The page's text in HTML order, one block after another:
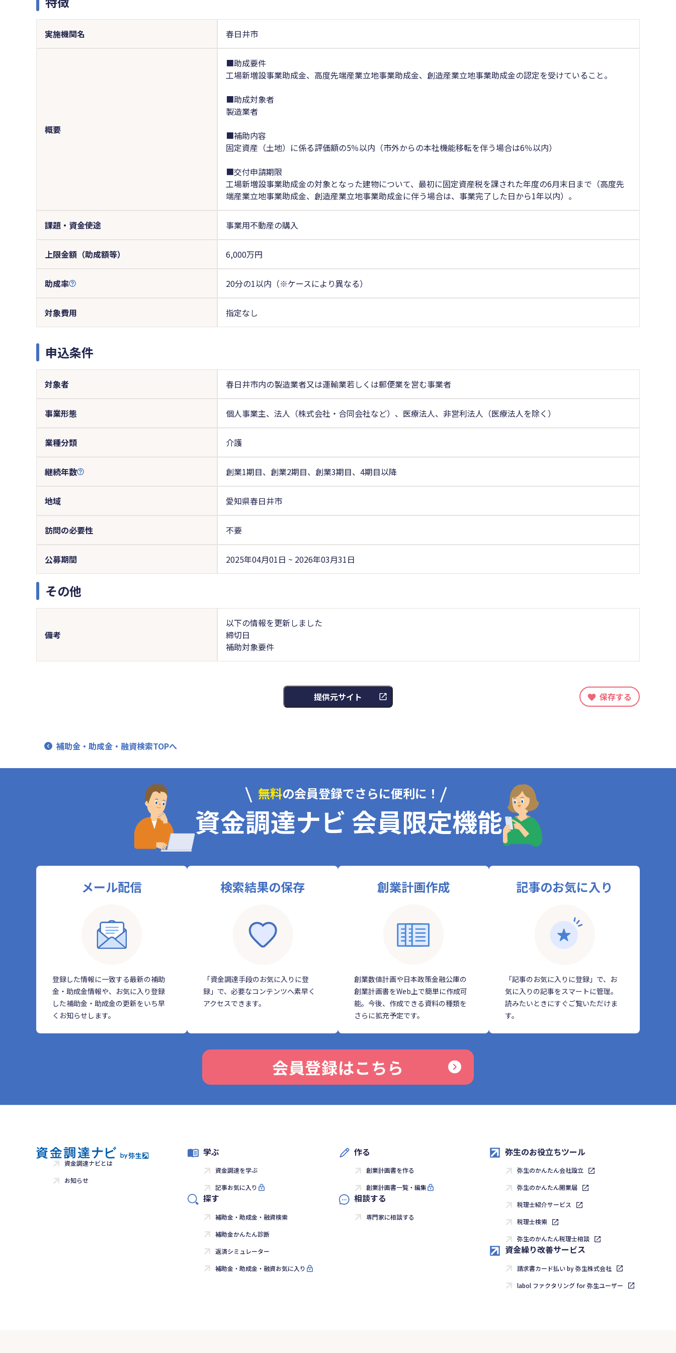
実施機関名 春日井市
概要
■助成要件
工場新増設事業助成金、高度先端産業立地事業助成金、創造産業立地事業助成金の認定を受けていること。
■助成対象者
製造業者
■補助内容
固定資産（土地）に係る評価額の5％以内（市外からの本社機能移転を伴う場合は6％以内）
■交付申請期限
工場新増設事業助成金の対象となった建物について、最初に固定資産税を課された年度の6月末日まで（高度先
端産業立地事業助成金、創造産業立地事業助成金に伴う場合は、事業完了した日から1年以内）。
課題・資金使途 事業用不動産の購入
上限金額（助成額等） 6,000万円
助成率 20分の1以内（※ケースにより異なる）
対象費用 指定なし
申込条件
対象者 春日井市内の製造業者又は運輸業若しくは郵便業を営む事業者
事業形態 個人事業主、法人（株式会社・合同会社など）、医療法人、非営利法人（医療法人を除く）
業種分類 介護
継続年数 創業1期目、創業2期目、創業3期目、4期目以降
地域 愛知県春日井市
訪問の必要性 不要
公募期間 2025年04月01日 ~ 2026年03月31日
その他
備考
以下の情報を更新しました
締切日
補助対象要件
提供元サイト 保存する
補助金・助成金・融資検索TOPへ
無料の会員登録でさらに便利に！
資金調達ナビ 会員限定機能
メール配信
登録した情報に一致する最新の補助
金・助成金情報や、お気に入り登録
した補助金・助成金の更新をいち早
くお知らせします。
検索結果の保存
「資金調達手段のお気に入りに登
録」で、必要なコンテンツへ素早く
アクセスできます。
創業計画作成
創業数値計画や日本政策金融公庫の
創業計画書をWeb上で簡単に作成可
能。今後、作成できる資料の種類を
さらに拡充予定です。
記事のお気に入り
「記事のお気に入りに登録」で、お
気に入りの記事をスマートに管理。
読みたいときにすぐご覧いただけま
す。
会員登録はこちら
資金調達ナビとは
お知らせ
学ぶ
資金調達を学ぶ
記事お気に入り
探す
補助金・助成金・融資検索
補助金かんたん診断
返済シミュレーター
補助金・助成金・融資お気に入り
作る
創業計画書を作る
創業計画書一覧・編集
相談する
専門家に相談する
弥生のお役立ちツール
弥生のかんたん会社設立
弥生のかんたん開業届
税理士紹介サービス
税理士検索
弥生のかんたん税理士相談
資金繰り改善サービス
請求書カード払い by 弥生株式会社
labol ファクタリング for 弥生ユーザー